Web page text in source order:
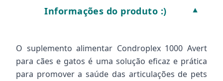
Informações do produto :) ▼
O suplemento alimentar Condroplex 1000 Avert
para cães e gatos é uma solução eficaz e prática
para promover a saúde das articulações de pets